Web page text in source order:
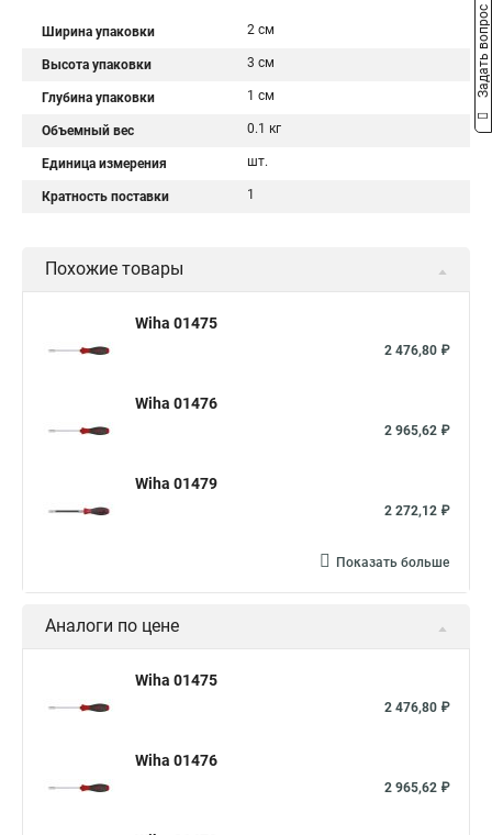
Ширина упаковки 2 см
Высота упаковки 3 см
Глубина упаковки 1 см
Объемный вес 0.1 кг
Единица измерения шт.
Кратность поставки 1
Похожие товары
Wiha 01475
2 476,80 ₽
Wiha 01476
2 965,62 ₽
Wiha 01479
2 272,12 ₽
Показать больше
Аналоги по цене
Wiha 01475
2 476,80 ₽
Wiha 01476
2 965,62 ₽
Задать вопрос